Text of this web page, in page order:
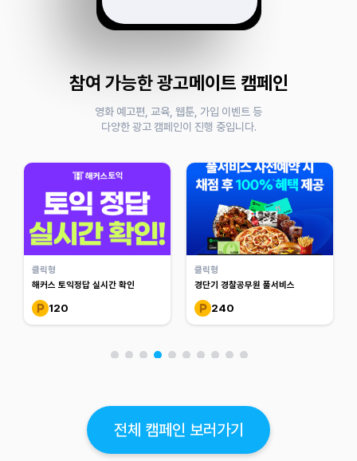
참여 가능한 광고메이트 캠페인
영화 예고편, 교육, 웹툰, 가입 이벤트 등
다양한 광고 캠페인이 진행 중입니다.
클릭형
해커스 토익정답 실시간 확인
120
클릭형
경단기 경찰공무원 풀서비스
240
전체 캠페인 보러가기